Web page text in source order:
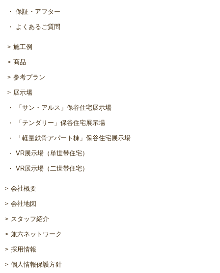
保証・アフター
よくあるご質問
施工例
商品
参考プラン
展示場
「サン・アルス」保谷住宅展示場
「テンダリー」保谷住宅展示場
「軽量鉄骨アパート棟」保谷住宅展示場
VR展示場（単世帯住宅）
VR展示場（二世帯住宅）
会社概要
会社地図
スタッフ紹介
兼六ネットワーク
採用情報
個人情報保護方針